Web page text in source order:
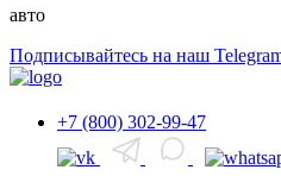
авто
Подписывайтесь на наш
+7 (800) 302-99-47